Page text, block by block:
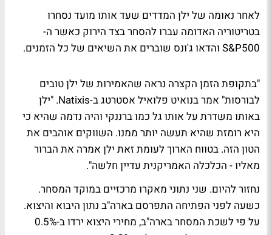
לאחר נאומה של ילן המדדים שעד אותו מועד נסחרו
בטריטוריה האדומה עברו להסחר בצד הירוק כאשר ה-
S&P500 והדאו ג'ונס שוברים את השיאים של כל הזמנים.
"בתקופת הזמן הקצרה נראה שהאמירות של ילן טובים
לבורסות" אמר בנואיט פלואיל אסטרטג ב-Natixis. "ילן
באותו משדרת על אותו גל כמו ברננקי והיה נדמה שהיא כי
היא רומזת שהיא תעשה יותר ממנו. השווקים אוהבים את
הטון הזה. בטווח הארוך לעומת זאת ילן אמרה את הברור
מאליו - הכלכלה האמריקנית עדיין חלשה".
נחזור להיום. שני נתוני מאקרו מרכזיים במוקד המסחר.
כשעה לפני הפתיחה התפרסם בארה"ב נתון היבוא והיצוא.
על פי לשכת המסחר בארה"ב, מחירי היצוא ירדו ב-0.5%